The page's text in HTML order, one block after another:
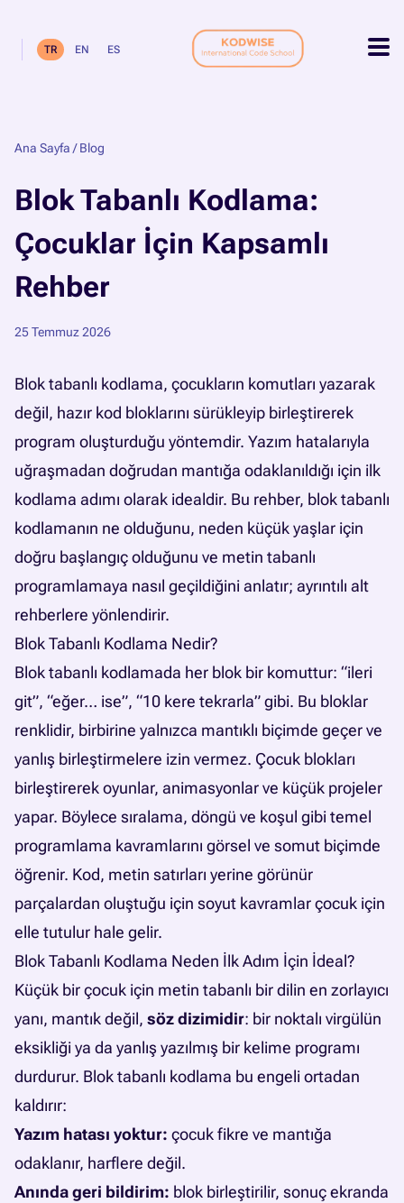
TR EN ES
Ana Sayfa /Blog
Blok Tabanlı Kodlama:
Çocuklar İçin Kapsamlı
Rehber
25 Temmuz 2026
Blok tabanlı kodlama, çocukların komutları yazarak
değil, hazır kod bloklarını sürükleyip birleştirerek
program oluşturduğu yöntemdir. Yazım hatalarıyla
uğraşmadan doğrudan mantığa odaklanıldığı için ilk
kodlama adımı olarak idealdir. Bu rehber, blok tabanlı
kodlamanın ne olduğunu, neden küçük yaşlar için
doğru başlangıç olduğunu ve metin tabanlı
programlamaya nasıl geçildiğini anlatır; ayrıntılı alt
rehberlere yönlendirir.
Blok Tabanlı Kodlama Nedir?
Blok tabanlı kodlamada her blok bir komuttur: “ileri
git”, “eğer… ise”, “10 kere tekrarla” gibi. Bu bloklar
renklidir, birbirine yalnızca mantıklı biçimde geçer ve
yanlış birleştirmelere izin vermez. Çocuk blokları
birleştirerek oyunlar, animasyonlar ve küçük projeler
yapar. Böylece sıralama, döngü ve koşul gibi temel
programlama kavramlarını görsel ve somut biçimde
öğrenir. Kod, metin satırları yerine görünür
parçalardan oluştuğu için soyut kavramlar çocuk için
elle tutulur hale gelir.
Blok Tabanlı Kodlama Neden İlk Adım İçin İdeal?
Küçük bir çocuk için metin tabanlı bir dilin en zorlayıcı
yanı, mantık değil, söz dizimidir: bir noktalı virgülün
eksikliği ya da yanlış yazılmış bir kelime programı
durdurur. Blok tabanlı kodlama bu engeli ortadan
kaldırır:
Yazım hatası yoktur: çocuk fikre ve mantığa
odaklanır, harflere değil.
Anında geri bildirim: blok birleştirilir, sonuç ekranda